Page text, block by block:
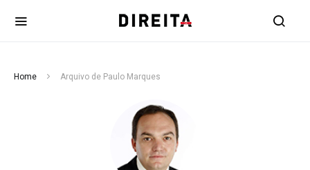
Home Arquivo de Paulo Marques